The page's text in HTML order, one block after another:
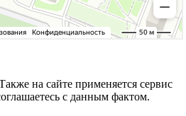
на сайте применяется сервис
с данным фактом.